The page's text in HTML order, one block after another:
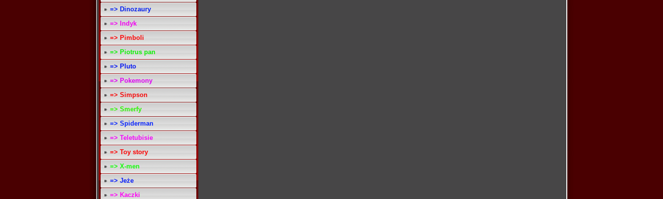
=> Dinozaury
=> Indyk
=> Pimboli
=> Piotrus pan
=> Pluto
=> Pokemony
=> Simpson
=> Smerfy
=> Spiderman
=> Teletubisie
=> Toy story
=> X-men
=> Jeże
=> Kaczki